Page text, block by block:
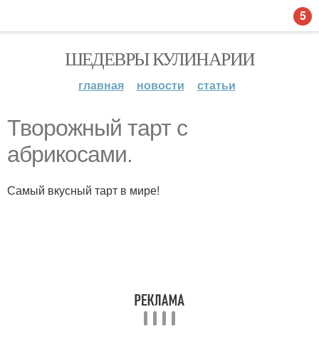
ШЕДЕВРЫ КУЛИНАРИИ
главная новости статьи
Творожный тарт с
абрикосами.
Самый вкусный тарт в мире!
5